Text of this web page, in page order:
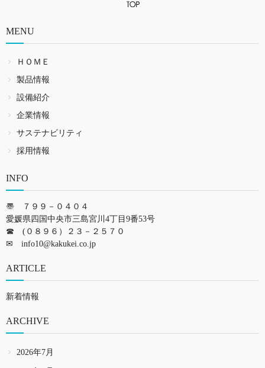
MENU
ＨＯＭＥ
製品情報
設備紹介
企業情報
サステナビリティ
採用情報
INFO
〠 ７９９－０４０４
愛媛県四国中央市三島宮川4丁目9番53号
☎ (０８９６）２３－２５７０
✉ info10@kakukei.co.jp
ARTICLE
新着情報
ARCHIVE
2026年7月